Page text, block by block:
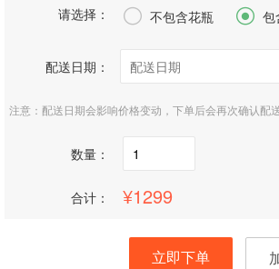
请选择：
 不包含花瓶  包
配送日期：
注意：配送日期会影响价格变动，下单后会再次确认配
数量：
合计： 1299
立即下单